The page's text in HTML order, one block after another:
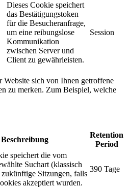
Dieses Cookie speichert
das Bestätigungstoken
für die Besucheranfrage,
um eine reibungslose
Kommunikation
zwischen Server und
Client zu gewährleisten.
Session
Website sich von Ihnen getroffene
zu merken. Zum Beispiel, welche
Beschreibung
Retention
Period
speichert die vom
Suchart (klassisch
Sitzungen, falls
akzeptiert wurden.
390 Tage